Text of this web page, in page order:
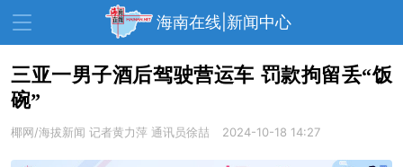
海南在线|新闻中心
资讯中心
三亚一男子酒后驾驶营运车 罚款拘留丢“饭
碗”
椰网/海拔新闻 记者黄力萍 通讯员徐喆 2024-10-18 14:27